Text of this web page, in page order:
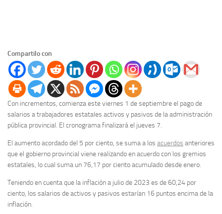
Compartilo con
Con incrementos, comienza este viernes 1 de septiembre el pago de
salarios a trabajadores estatales activos y pasivos de la administración
pública provincial. El cronograma finalizará el jueves 7.
El aumento acordado del 5 por ciento, se suma a los acuerdos anteriores
que el gobierno provincial viene realizando en acuerdo con los gremios
estatales, lo cual suma un 76,17 por ciento acumulado desde enero.
Teniendo en cuenta que la inflación a julio de 2023 es de 60,24 por
ciento, los salarios de activos y pasivos estarían 16 puntos encima de la
inflación.